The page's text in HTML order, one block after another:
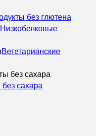
без глютена
Низкобелковые
Вегетарианские
сахара